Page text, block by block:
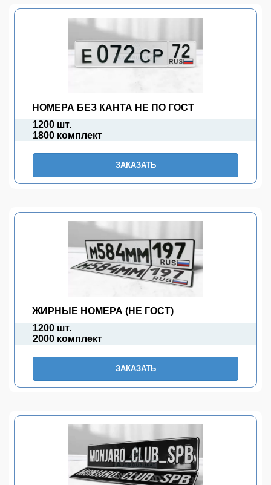
НОМЕРА БЕЗ КАНТА НЕ ПО ГОСТ
1200 шт.
1800 комплект
ЗАКАЗАТЬ
ЖИРНЫЕ НОМЕРА (НЕ ГОСТ)
1200 шт.
2000 комплект
ЗАКАЗАТЬ